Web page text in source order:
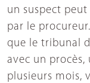
un suspect
par le
que le tribunal
avec un
plusieurs mois,